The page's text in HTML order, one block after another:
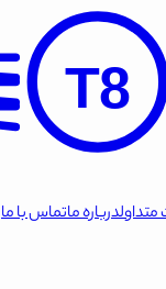
T8
درباره ماتماس با ما